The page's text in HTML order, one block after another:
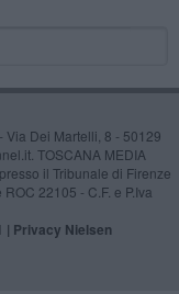
Via Dei Martelli, 8 - 50129
TOSCANA MEDIA
il Tribunale di Firenze
22105 - C.F. e P.Iva
| Privacy Nielsen